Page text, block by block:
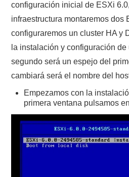
configuración inicial de ESXi
infraestructura montaremos dos
configuraremos un cluster HA y
la instalación y configuración
segundo será un espejo del
cambiará será el nombre del
Empezamos con la
primera ventana pulsamos